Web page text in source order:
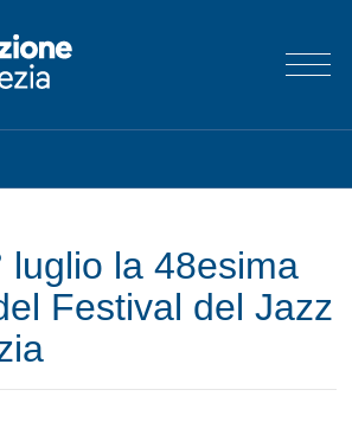
luglio la 48esima
Festival del Jazz